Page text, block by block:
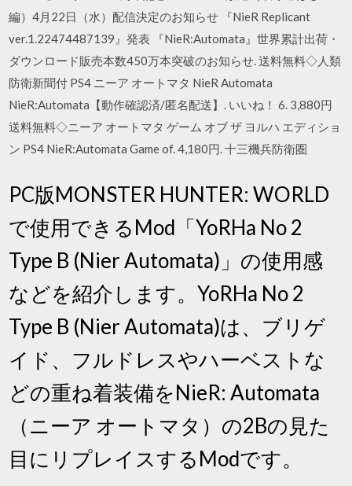
編）4月22日（水）配信決定のお知らせ 『NieR Replicant
ver.1.22474487139』発表 『NieR:Automata』世界累計出荷・
ダウンロード販売本数450万本突破のお知らせ. 送料無料◇人類
防衛新聞付 PS4 ニーア オートマタ NieR Automata
NieR:Automata【動作確認済/匿名配送】. いいね！ 6. 3,880円
送料無料◇ニーア オートマタ ゲーム オブ ザ ヨルハ エディショ
ン PS4 NieR:Automata Game of. 4,180円. 十三機兵防衛圏
PC版MONSTER HUNTER: WORLD
で使用できるMod「YoRHa No 2
Type B (Nier Automata)」の使用感
などを紹介します。YoRHa No 2
Type B (Nier Automata)は、ブリゲ
イド、フルドレスやハーベストな
どの重ね着装備をNieR: Automata
（ニーア オートマタ）の2Bの見た
目にリプレイスするModです。